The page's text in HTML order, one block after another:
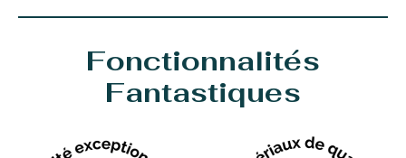
Fonctionnalités
Fantastiques